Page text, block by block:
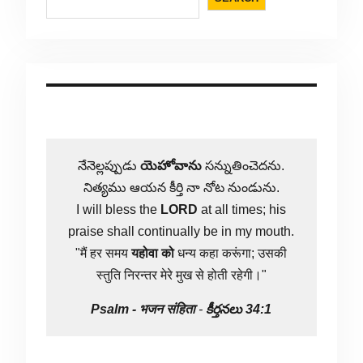
నేనెల్లప్పుడుయెహోవాను సన్నుతించెదను.
నిత్యము ఆయన కీర్తి నా నోట నుండును.
I will bless the LORD at all times; his
praise shall continually be in my mouth.
"मैं हर समययहोवा कोधन्य कहा करूंगा; उसकी
स्तुति निरन्तर मेरे मुख से होती रहेगी।"
Psalm - भजन संहिता- కీర్తనలు 34:1